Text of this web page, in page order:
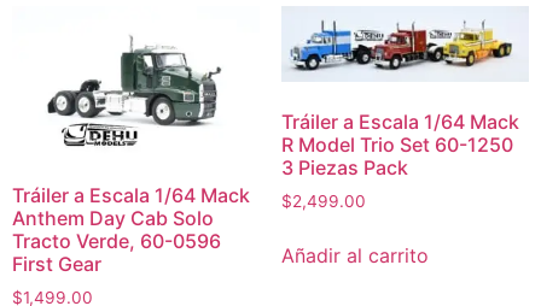
Tráiler a Escala 1/64 Mack
Anthem Day Cab Solo
Tracto Verde, 60-0596
First Gear
$1,499.00
Tráiler a Escala 1/64 Mack
R Model Trio Set 60-1250
3 Piezas Pack
$2,499.00
Añadir al carrito